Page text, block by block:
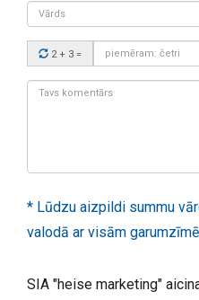
Vārds
Drošības
kods:
2 + 3 =
Tavs
* Lūdzu aizpildi summu
valodā ar visām
SIA "heise marketing"